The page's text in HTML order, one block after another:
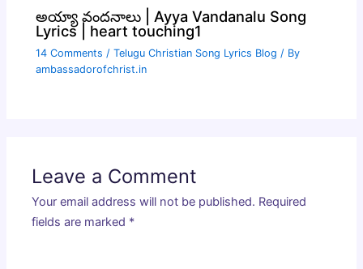
అయ్యా వందనాలు | Ayya Vandanalu Song
Lyrics | heart touching1
14 Comments /Telugu Christian Song Lyrics Blog / By
ambassadorofchrist.in
Leave a Comment
Your email address will not be published. Required
fields are marked *